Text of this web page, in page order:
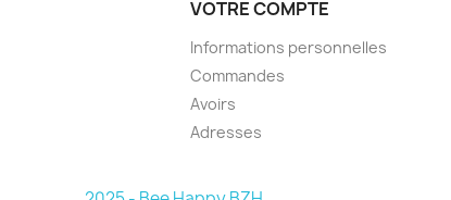
VOTRE COMPTE
Informations personnelles
Commandes
Avoirs
Adresses